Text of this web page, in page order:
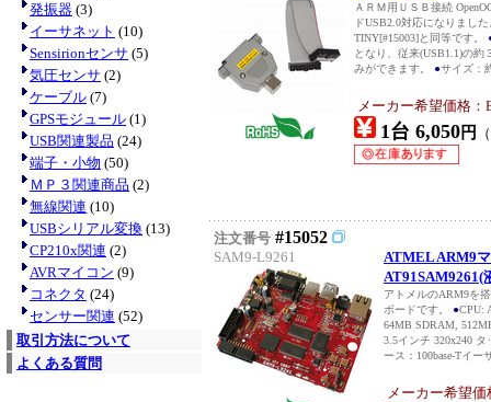
発振器 (3)
イーサネット (10)
Sensirionセンサ (5)
気圧センサ (2)
ケーブル (7)
GPSモジュール (1)
USB関連製品 (24)
端子・小物 (50)
ＭＰ３関連商品 (2)
無線関連 (10)
USBシリアル変換 (13)
CP210x関連 (2)
AVRマイコン (9)
コネクタ (24)
センサー関連 (52)
取引方法について
よくある質問
ＡＲＭ用ＵＳＢ接続
ドUSB2.0対応になりまし
TINY[#15003]と同等です。
となり、従来(USB1.1)の
みができます。 ●サイズ：
メーカー希望価格：
1台 6,050円
注文番号 #15052
SAM9-L9261
ATMEL ARM9
AT91SAM9261(
アトメルのARM9を
ボードです。 ●CPU:
64MB SDRAM,
3.5インチ 320x240
ース：100base-Tイ
メーカー希望価